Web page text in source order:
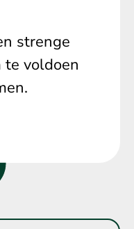
strenge
voldoen